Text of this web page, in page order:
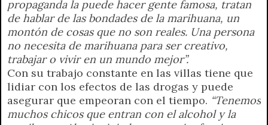
propaganda la puede hacer gente famosa, tratan
de hablar de las bondades de la marihuana, un
montón de cosas que no son reales. Una persona
no necesita de marihuana para ser creativo,
trabajar o vivir en un mundo mejor”.
Con su trabajo constante en las villas tiene que
lidiar con los efectos de las drogas y puede
asegurar que empeoran con el tiempo. “Tenemos
muchos chicos que entran con el alcohol y la